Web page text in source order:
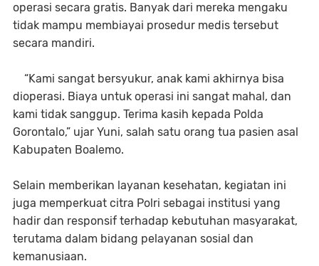
operasi secara gratis. Banyak dari mereka mengaku
tidak mampu membiayai prosedur medis tersebut
secara mandiri.
“Kami sangat bersyukur, anak kami akhirnya bisa
dioperasi. Biaya untuk operasi ini sangat mahal, dan
kami tidak sanggup. Terima kasih kepada Polda
Gorontalo,” ujar Yuni, salah satu orang tua pasien asal
Kabupaten Boalemo.
Selain memberikan layanan kesehatan, kegiatan ini
juga memperkuat citra Polri sebagai institusi yang
hadir dan responsif terhadap kebutuhan masyarakat,
terutama dalam bidang pelayanan sosial dan
kemanusiaan.